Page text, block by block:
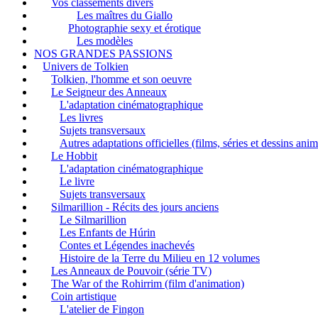
Les maîtres du Giallo
Photographie sexy et érotique
Les modèles
NOS GRANDES PASSIONS
Univers de Tolkien
Tolkien, l'homme et son oeuvre
Le Seigneur des Anneaux
L'adaptation cinématographique
Les livres
Sujets transversaux
Autres adaptations officielles (films, séries et dessins
Le Hobbit
L'adaptation cinématographique
Le livre
Sujets transversaux
Silmarillion - Récits des jours anciens
Le Silmarillion
Les Enfants de Húrin
Contes et Légendes inachevés
Histoire de la Terre du Milieu en 12 volumes
Les Anneaux de Pouvoir (série TV)
The War of the Rohirrim (film d'animation)
Coin artistique
L'atelier de Fingon